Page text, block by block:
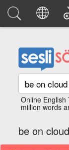
Online English
million words
be on